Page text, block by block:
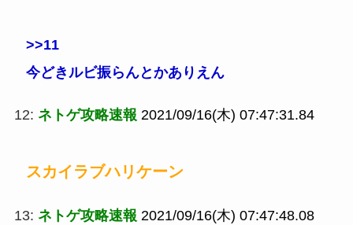
>>11
今どきルビ振らんとかありえん
12: ネトゲ攻略速報 2021/09/16(木) 07:47:31.84
スカイラブハリケーン
13: ネトゲ攻略速報 2021/09/16(木) 07:47:48.08